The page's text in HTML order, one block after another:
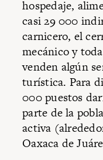
hospedaje,
casi 29 000
carnicero, el
mecánico y
venden algún
turística. Para
000 puestos
parte de la
activa
Oaxaca de